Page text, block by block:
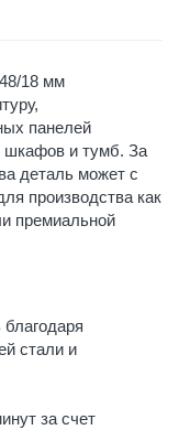
18 мм
панелей
шкафов и тумб. За
деталь может с
производства как
премиальной
стали и
за счет